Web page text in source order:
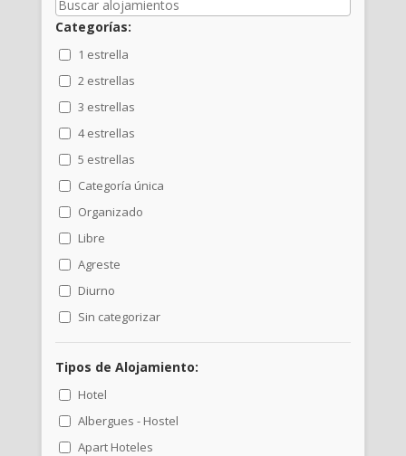
Categorías:
1 estrella
2 estrellas
3 estrellas
4 estrellas
5 estrellas
Categoría única
Organizado
Libre
Agreste
Diurno
Sin categorizar
Tipos de Alojamiento:
Hotel
Albergues - Hostel
Apart Hoteles